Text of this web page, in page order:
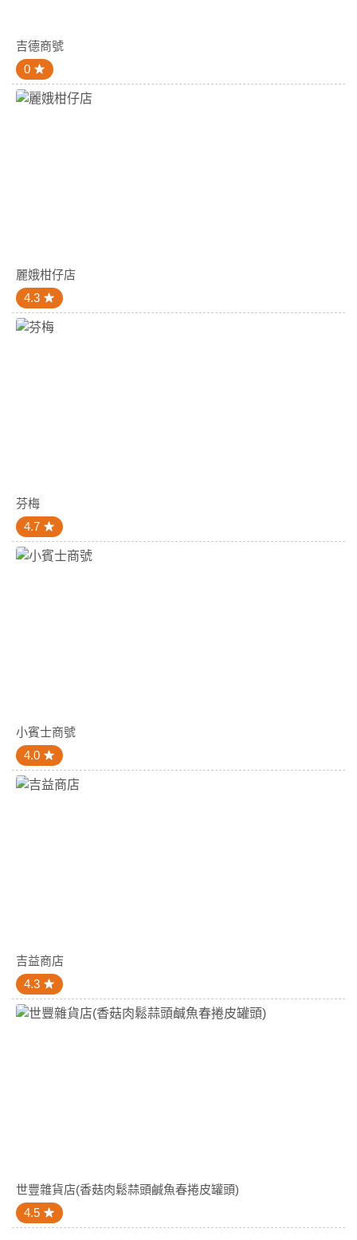
吉德商號
0
麗娥柑仔店
4.3
芬梅
4.7
小賓士商號
4.0
吉益商店
4.3
世豐雜貨店(香菇肉鬆蒜頭鹹魚春捲皮罐頭)
4.5